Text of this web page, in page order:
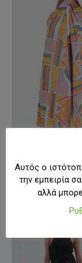
79,99€ Original
price
was:
79,99€.
56,00€Η
Αυτός ο
την εμπειρία
αλλά